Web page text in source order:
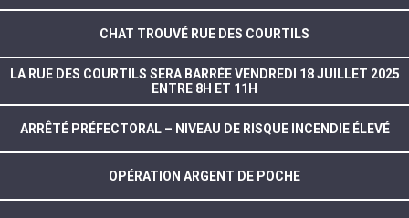
CHAT TROUVÉ RUE DES COURTILS
LA RUE DES COURTILS SERA BARRÉE VENDREDI 18 JUILLET 2025
ENTRE 8H ET 11H
ARRÊTÉ PRÉFECTORAL – NIVEAU DE RISQUE INCENDIE ÉLEVÉ
OPÉRATION ARGENT DE POCHE